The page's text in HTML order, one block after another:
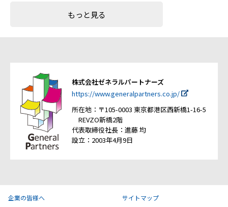
もっと見る
株式会社ゼネラルパートナーズ
https://www.generalpartners.co.jp/
所在地：〒105-0003 東京都港区西新橋1-16-5
REVZO新橋2階
代表取締役社長：進藤 均
設立：2003年4月9日
企業の皆様へ サイトマップ